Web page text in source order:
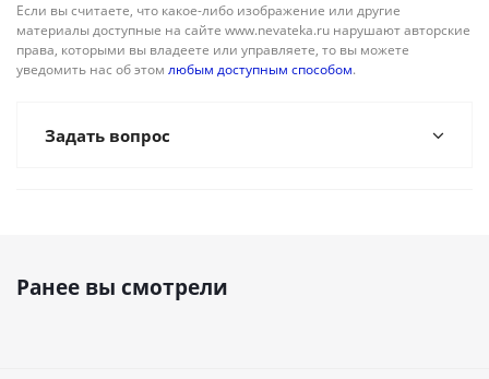
Если вы считаете, что какое-либо изображение или другие
материалы доступные на сайте www.nevateka.ru нарушают авторские
права, которыми вы владеете или управляете, то вы можете
уведомить нас об этом любым доступным способом.
Задать вопрос
Ранее вы смотрели